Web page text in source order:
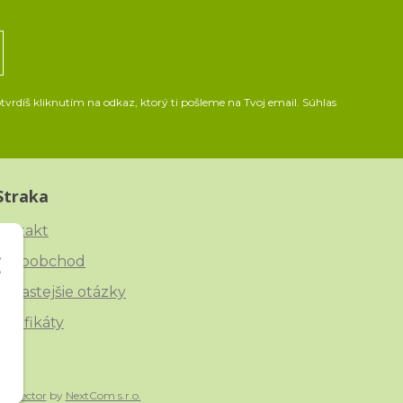
kliknutím na odkaz, ktorý ti pošleme na Tvoj email. Súhlas
otázky
by NextCom s.r.o.